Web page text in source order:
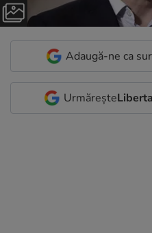
Adaugă-ne ca
Urmărește